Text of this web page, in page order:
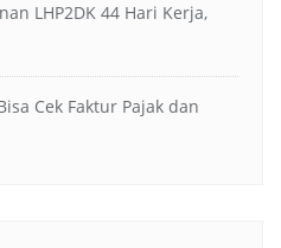
LHP2DK 44 Hari Kerja,
Cek Faktur Pajak dan